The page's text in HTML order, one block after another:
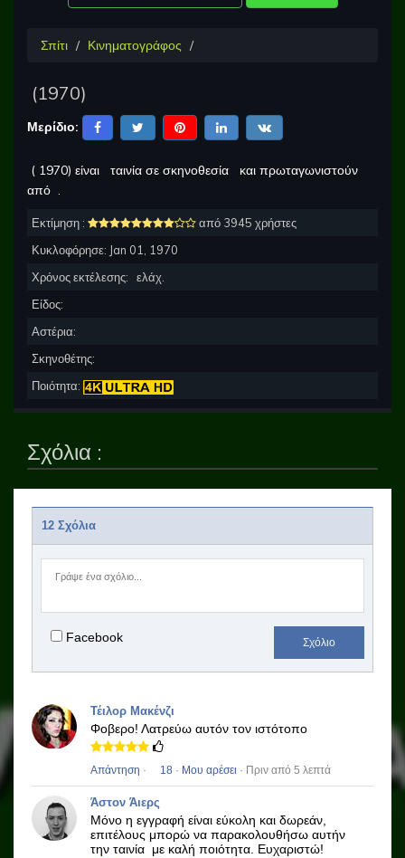
Σπίτι Κινηματογράφος
(1970)
Μερίδιο:
( 1970) είναι ταινία σε σκηνοθεσία
και πρωταγωνιστούν
από .
Εκτίμηση :
από 3945 χρήστες
Κυκλοφόρησε: Jan 01, 1970
Χρόνος εκτέλεσης:
ελάχ.
Είδος:
Αστέρια:
Σκηνοθέτης:
Ποιότητα:
Σχόλια :
12 Σχόλια
Facebook Σχόλιο
Τέιλορ Μακένζι
Φοβερο! Λατρεύω αυτόν τον ιστότοπο
Απάντηση · 18 · Μου αρέσει · Πριν από 5 λεπτά
Άστον Άιερς
Μόνο η εγγραφή είναι εύκολη και δωρεάν,
επιτέλους μπορώ να παρακολουθήσω αυτήν
την ταινία με καλή ποιότητα. Ευχαριστώ!